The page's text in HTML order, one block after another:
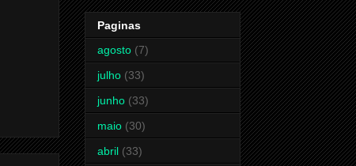
Paginas
agosto (7)
julho (33)
junho (33)
maio (30)
abril (33)